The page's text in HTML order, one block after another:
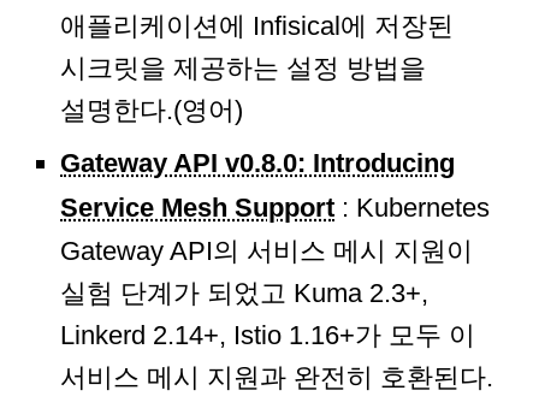
애플리케이션에 Infisical에 저장된
시크릿을 제공하는 설정 방법을
설명한다.(영어)
Gateway API v0.8.0: Introducing
Service Mesh Support : Kubernetes
Gateway API의 서비스 메시 지원이
실험 단계가 되었고 Kuma 2.3+,
Linkerd 2.14+, Istio 1.16+가 모두 이
서비스 메시 지원과 완전히 호환된다.